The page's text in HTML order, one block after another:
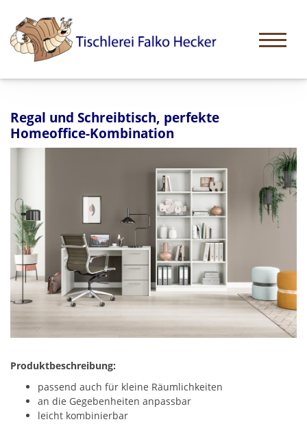
Regal und Schreibtisch, perfekte
Homeoffice-Kombination
Produktbeschreibung:
passend auch für kleine Räumlichkeiten
an die Gegebenheiten anpassbar
leicht kombinierbar